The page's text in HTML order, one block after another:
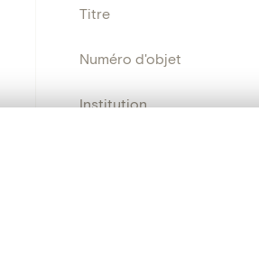
Titre
Numéro d'objet
Institution